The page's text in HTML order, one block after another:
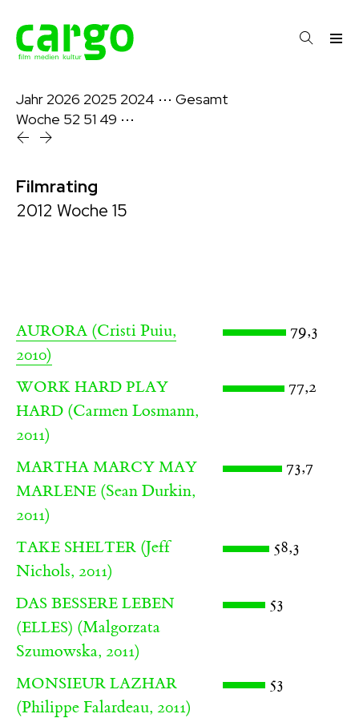
Jahr 2026 2025 2024 ⋯ Gesamt
Woche 52 51 49 ⋯
Filmrating
2012 Woche 15
AURORA (Cristi Puiu,
2010)
79,3
WORK HARD PLAY
HARD (Carmen Losmann,
2011)
77,2
MARTHA MARCY MAY
MARLENE (Sean Durkin,
2011)
73,7
TAKE SHELTER (Jeff
Nichols, 2011)
58,3
DAS BESSERE LEBEN
(ELLES) (Malgorzata
Szumowska, 2011)
53
MONSIEUR LAZHAR
(Philippe Falardeau, 2011)
53